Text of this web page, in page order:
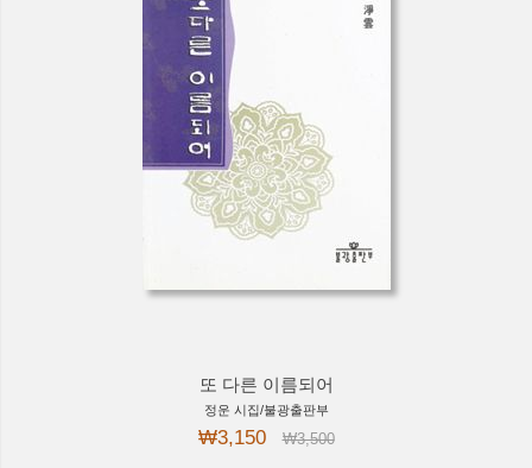
또 다른 이름되어
정운 시집/불광출판부
₩3,150 ₩3,500